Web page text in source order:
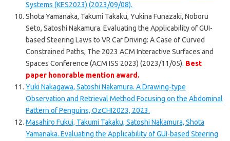
Systems (KES2023) (2023/09/08).
Shota Yamanaka, Takumi Takaku, Yukina Funazaki, Noboru
Seto, Satoshi Nakamura. Evaluating the Applicability of GUI-
based Steering Laws to VR Car Driving: A Case of Curved
Constrained Paths, The 2023 ACM Interactive Surfaces and
Spaces Conference (ACM ISS 2023) (2023/11/05). Best
paper honorable mention award.
Yuki Nakagawa, Satoshi Nakamura. A Drawing-type
Observation and Retrieval Method Focusing on the Abdominal
Pattern of Penguins, OzCHI2023, 2023.
Masahiro Fukui, Takumi Takaku, Satoshi Nakamura, Shota
Yamanaka. Evaluating the Applicability of GUI-based Steering